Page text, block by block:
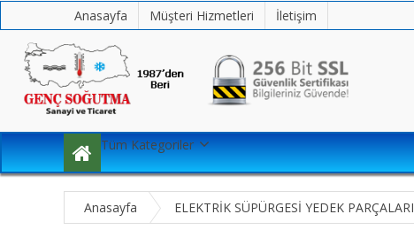
Anasayfa Müşteri Hizmetleri İletişim
Tüm Kategoriler
Anasayfa ELEKTRİK SÜPÜRGESİ YEDEK PARÇALARI